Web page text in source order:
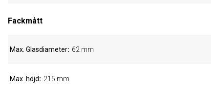
Fackmått
Max. Glasdiameter 62 mm
Max. höjd 215 mm